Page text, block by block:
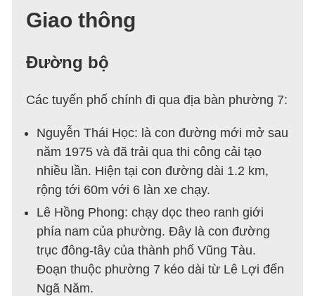
Giao thông
Đường bộ
Các tuyến phố chính đi qua địa bàn phường 7:
Nguyễn Thái Học: là con đường mới mở sau
năm 1975 và đã trải qua thi công cải tạo
nhiều lần. Hiện tại con đường dài 1.2 km,
rộng tới 60m với 6 làn xe chạy.
Lê Hồng Phong: chạy dọc theo ranh giới
phía nam của phường. Đây là con đường
trục đông-tây của thành phố Vũng Tàu.
Đoạn thuộc phường 7 kéo dài từ Lê Lợi đến
Ngã Năm.